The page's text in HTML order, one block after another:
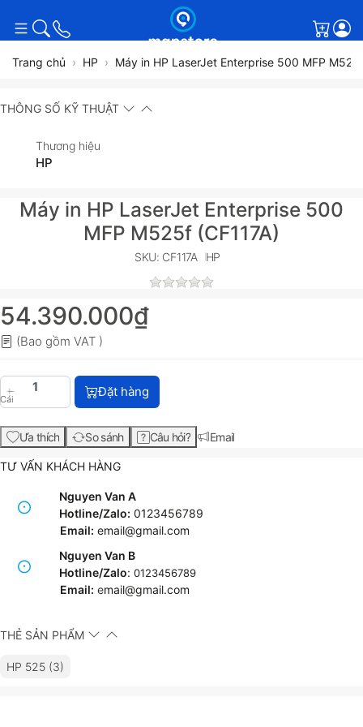
Giỏ
Trang chủ HP Máy in HP LaserJet Enterprise 500 MFP M525f
THÔNG SỐ KỸ THUẬT
Thương hiệu
HP
Máy in HP LaserJet Enterprise 500
MFP M525f (CF117A)
SKU: CF117A HP
54.390.000₫
(Bao gồm VAT )
Cái
Máy in HP LaserJet Enterprise 500 MFP M525f
Đặt hàng
Ưa thích So sánh Câu hỏi? Email
TƯ VẤN KHÁCH HÀNG
Nguyen Van A
Hotline/Zalo: 0123456789
Email: email@gmail.com
Nguyen Van B
Hotline/Zalo: 0123456789
Email: email@gmail.com
THẺ SẢN PHẨM
HP 525 (3)